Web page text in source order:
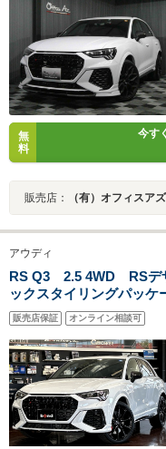
無
料
今す
販売店： （有）オフィスアズ
アウディ
RS Q3 2.5 4WD RSデ
ックスタイリングパッケ
マサンルーフ・純正21イ
トロール・RSスポーツエ
販売店保証 オンライン相談可